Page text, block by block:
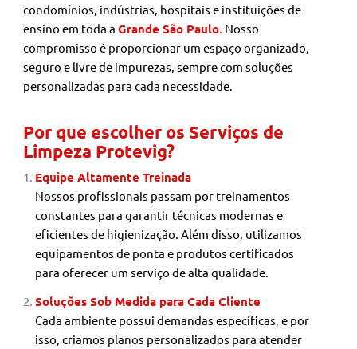
condomínios, indústrias, hospitais e instituições de
ensino em toda aGrande São Paulo Nosso
compromisso é proporcionar um espaço organizado,
seguro e livre de impurezas, sempre com soluções
personalizadas para cada necessidade.
Por que escolher os Serviços de
Limpeza Protevig?
Equipe Altamente Treinada
Nossos profissionais passam por treinamentos
constantes para garantir técnicas modernas e
eficientes de higienização. Além disso, utilizamos
equipamentos de ponta e produtos certificados
para oferecer um serviço de alta qualidade.
Soluções Sob Medida para Cada Cliente
Cada ambiente possui demandas específicas, e por
isso, criamos planos personalizados para atender